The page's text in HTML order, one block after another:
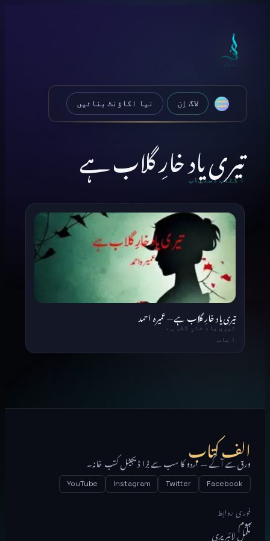
لاگ اِن نیا اکاؤنٹ بنائیں
تیری یاد خارِ گلاب ہے
۱ کتاب دستیاب
تیری یاد خارِ گلاب ہے — عمیرہ احمد
تیری یاد خارِ گلاب ہے
۱ باب
الف کتاب
ورق سے آگے — اردو کا سب سے بڑا ڈیجیٹل کتب خانہ۔
Facebook
Twitter
Instagram
YouTube
فوری روابط
ہوم
مکمل لائبریری